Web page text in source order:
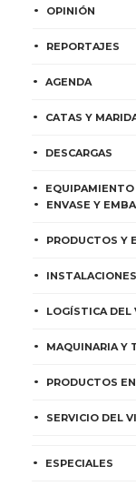
OPINIÓN
REPORTAJES
AGENDA
CATAS Y
DESCARGAS
EQUIPAMIENTO
ENVASE Y
PRODUCTOS Y
LOGÍSTICA DEL
MAQUINARIA Y
PRODUCTOS
SERVICIO DEL
ESPECIALES